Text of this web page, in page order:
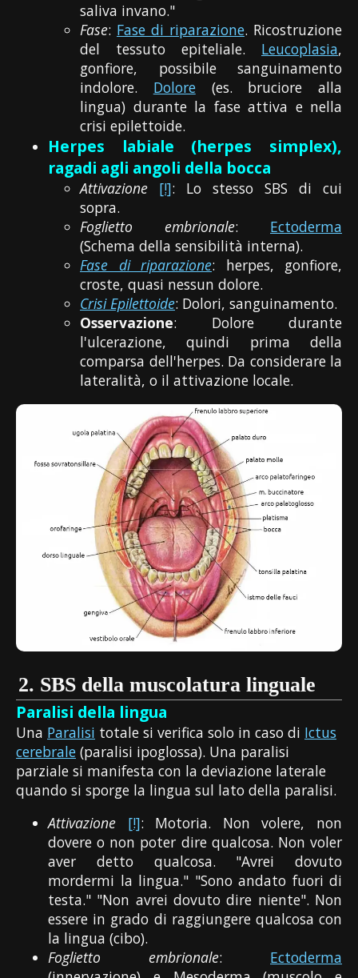
saliva invano."
Fase: Fase di riparazione. Ricostruzione
del tessuto epiteliale. Leucoplasia,
gonfiore, possibile sanguinamento
indolore. Dolore(es. bruciore alla
lingua) durante la fase attiva e nella
crisi epilettoide.
Herpes labiale (herpes simplex),
ragadi agli angoli della bocca
Attivazione [!]: Lo stesso SBS di cui
sopra.
Foglietto embrionale: Ectoderma
(Schema della sensibilità interna).
Fase di riparazione: herpes, gonfiore,
croste, quasi nessun dolore.
Crisi Epilettoide: Dolori, sanguinamento.
Osservazione: Dolore durante
l'ulcerazione, quindi prima della
comparsa dell'herpes. Da considerare la
lateralità, o il attivazione locale.
2. SBS della muscolatura linguale
Paralisi della lingua
Una Paralisi totale si verifica solo in caso di Ictus
cerebrale (paralisi ipoglossa). Una paralisi
parziale si manifesta con la deviazione laterale
quando si sporge la lingua sul lato della paralisi.
Attivazione
[!]: Motoria. Non volere, non
dovere o non poter dire qualcosa. Non voler
aver detto qualcosa. "Avrei dovuto
mordermi la lingua." "Sono andato fuori di
testa." "Non avrei dovuto dire niente". Non
essere in grado di raggiungere qualcosa con
la lingua (cibo).
Foglietto embrionale: Ectoderma